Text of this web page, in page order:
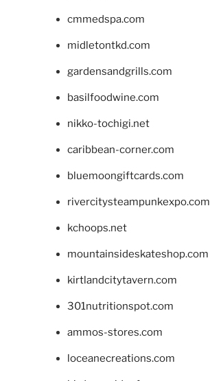
cmmedspa.com
midletontkd.com
gardensandgrills.com
basilfoodwine.com
nikko-tochigi.net
caribbean-corner.com
bluemoongiftcards.com
rivercitysteampunkexpo.com
kchoops.net
mountainsideskateshop.com
kirtlandcitytavern.com
301nutritionspot.com
ammos-stores.com
loceanecreations.com